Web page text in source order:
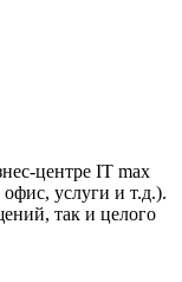
центре IT max
услуги и т.д.).
так и целого